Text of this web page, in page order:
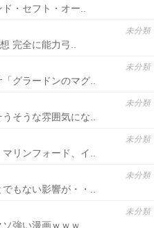
・セフト・オー..
未分類
完全に能力弓..
未分類
グラードンのマグ..
未分類
そうな雰囲気にな..
未分類
リンフォード、イ..
未分類
もない影響が・・..
未分類
強い漫画ｗｗｗ..